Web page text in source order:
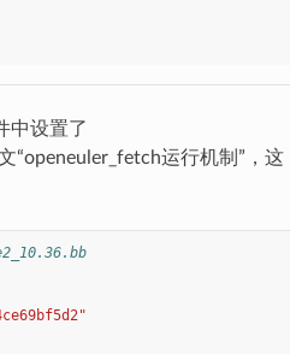
中设置了
“openeuler_fetch运行机制”，这